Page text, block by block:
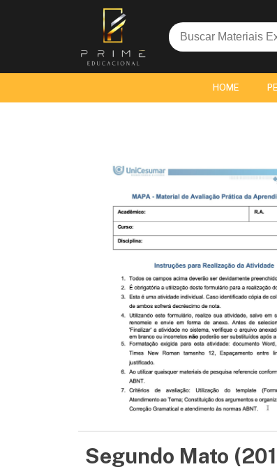
Search
for:
HOME
Segundo Mato